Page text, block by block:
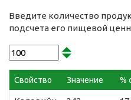
Введите количество
подсчета его пищевой
Свойство Значение %